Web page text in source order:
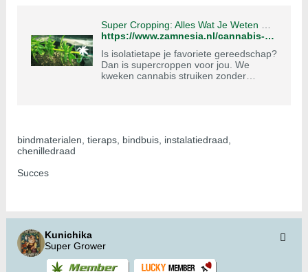
https://www.zamnesia.nl/cannabis-kweekgids/64-supercroppen-alles-wat-je-moet-weten
Is isolatietape je favoriete gereedschap?
Dan is supercroppen voor jou. We
kweken cannabis struiken zonder
bindmaterialen, tieraps, bindbuis, instalatiedraad,
chenilledraad
Succes
Kunichika
Super Grower